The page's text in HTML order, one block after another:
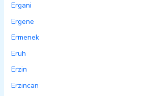
Ergani
Ergene
Ermenek
Eruh
Erzin
Erzincan